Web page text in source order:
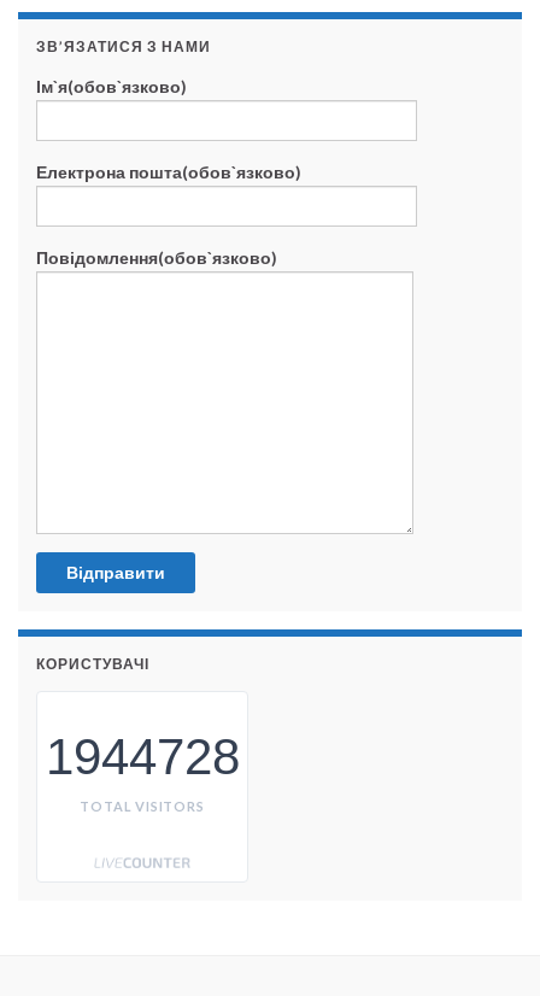
ЗВ’ЯЗАТИСЯ З НАМИ
Ім`я(обов`язково)
Електрона пошта(обов`язково)
Повідомлення(обов`язково)
КОРИСТУВАЧІ
1944728
TOTAL VISITORS